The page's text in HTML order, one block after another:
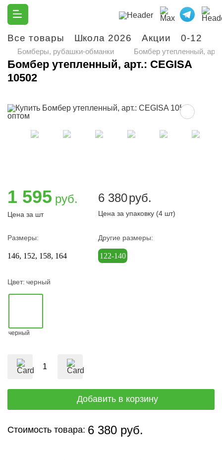
Все товары Школа 2026 Акции 0-12
Бомберы, рубашки-обманки Бомбер утепленный,
Бомбер утепленный, арт.: CEGISA
10502
1 595 руб.
Цена за шт
6 380руб.
Цена за упаковку (4 шт)
Размеры:
146 152 158 164
Другие размеры:
122-140
Цвет: черный
черный
Стоимость товара: 6 380 руб.